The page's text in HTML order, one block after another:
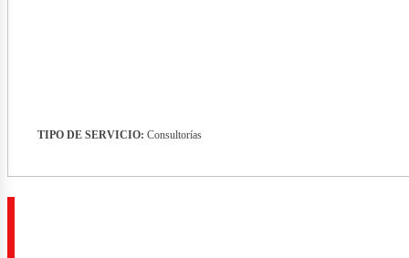
TIPO DE SERVICIO: Consultorías